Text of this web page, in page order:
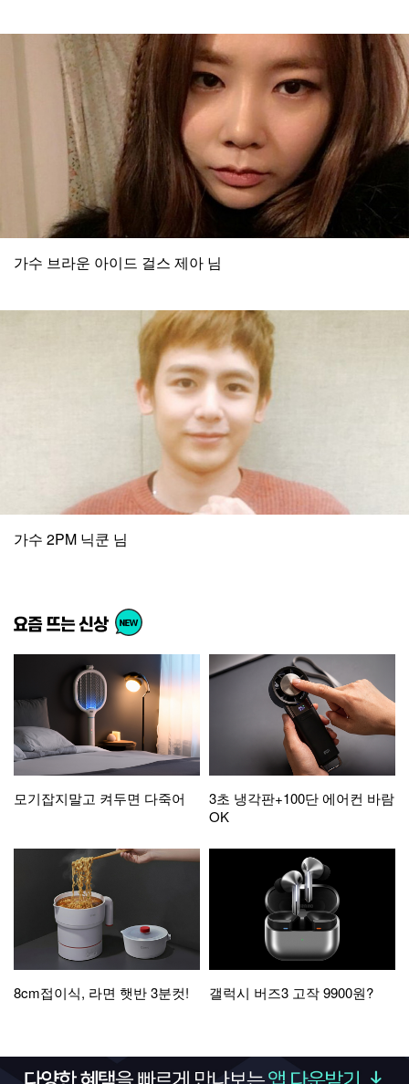
가수 브라운 아이드 걸스 제아 님
가수 2PM 닉쿤 님
모기잡지말고 켜두면 다죽어
3초 냉각판+100단 에어컨 바람
OK
8cm접이식, 라면 햇반 3분컷! 갤럭시 버즈3 고작 9900원?